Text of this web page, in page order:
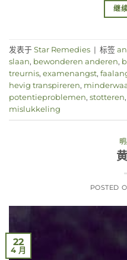
继
发表于 Star Remedies | 标签
slaan, bewonderen anderen,
treurnis, examenangst,
hevig transpireren,
potentieproblemen, stotteren,
mislukkeling
POSTED
22
4 月